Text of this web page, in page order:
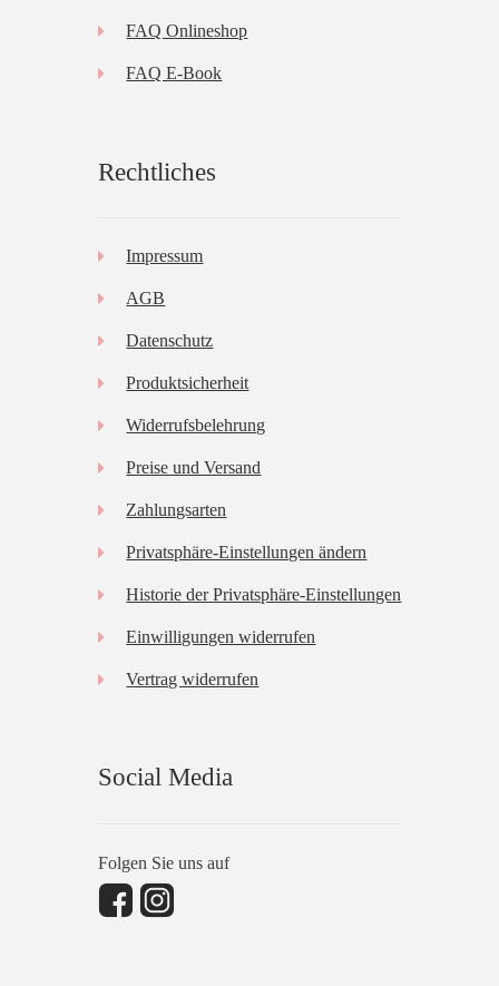
FAQ Onlineshop
FAQ E-Book
Rechtliches
Impressum
AGB
Datenschutz
Produktsicherheit
Widerrufsbelehrung
Preise und Versand
Zahlungsarten
Privatsphäre-Einstellungen ändern
Historie der Privatsphäre-Einstellungen
Einwilligungen widerrufen
Vertrag widerrufen
Social Media
Folgen Sie uns auf